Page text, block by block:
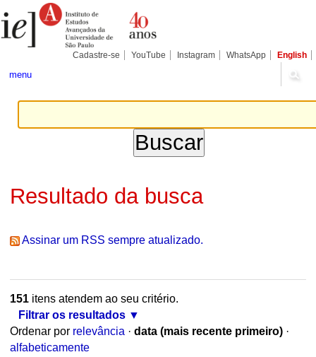
para
conteúdo.
Pessoais
Cadastre-se YouTube Instagram WhatsApp English
menu
Resultado da busca
Assinar um RSS sempre atualizado.
151itens atendem ao seu critério.
Filtrar os resultados
Ordenar por relevância · data (mais recente primeiro) ·
alfabeticamente